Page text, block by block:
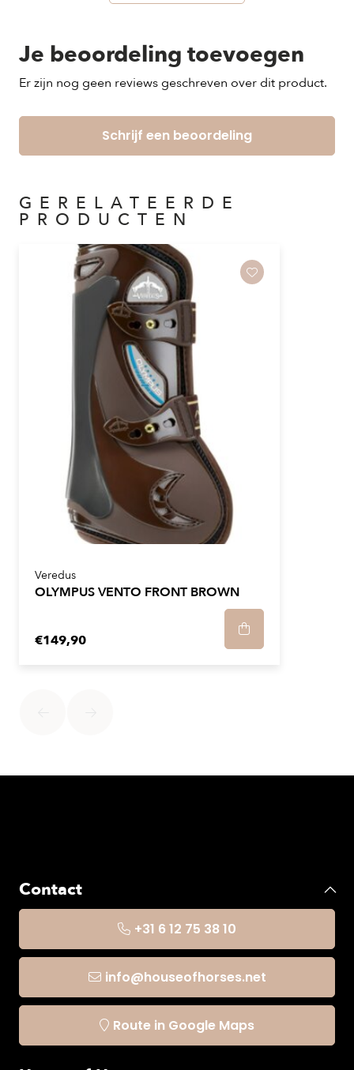
Je beoordeling toevoegen
Er zijn nog geen reviews geschreven over dit product.
Schrijf een beoordeling
GERELATEERDE
PRODUCTEN
Veredus
OLYMPUS VENTO FRONT BROWN
€149,90
Contact
+31 6 12 75 38 10
info@houseofhorses.net
Route in Google Maps